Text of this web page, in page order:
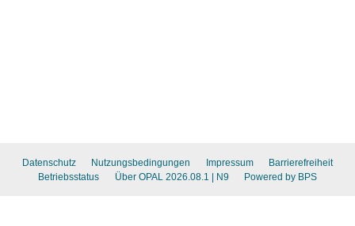
Datenschutz Nutzungsbedingungen Impressum
Barrierefreiheit
Betriebsstatus
Über OPAL 2026.08.1 | N9 Powered by BPS